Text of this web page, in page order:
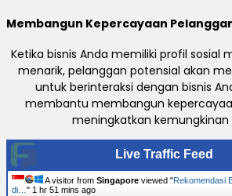
Membangun Kepercayaan
Ketika bisnis Anda memiliki profil sosial
menarik, pelanggan potensial akan
untuk berinteraksi dengan bisnis
membantu membangun
meningkatkan kemungkinan
Live Traffic Feed
A visitor from Singapore viewed "Rekomendasi
di… " 1 hr 51 mins ago